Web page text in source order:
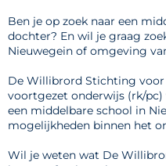
Ben je op zoek naar een
dochter? En wil je graag
Nieuwegein of omgeving
De Willibrord Stichting voor
voortgezet onderwijs (rk/
een middelbare school in
mogelijkheden binnen het
Wil je weten wat De